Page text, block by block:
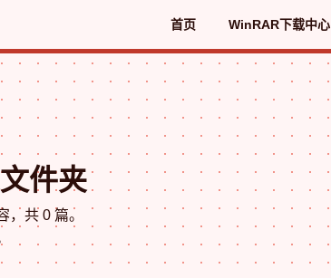
首页 WinRAR下载中心
件夹
共 0 篇。